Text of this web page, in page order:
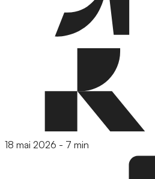
18 mai 2026 - 7 min